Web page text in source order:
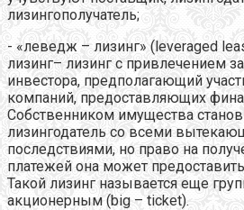
лизингополучатель;
- «леведж – лизинг» (leveraged
лизинг– лизинг с привлечением
инвестора, предполагающий
компаний, предоставляющих
Собственником имущества
лизингодатель со всеми
последствиями, но право на
платежей она может
Такой лизинг называется еще
акционерным (big – ticket).